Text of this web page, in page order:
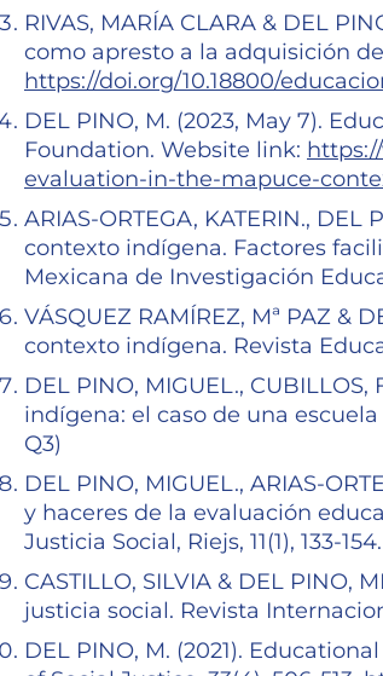
RIVAS, MARÍA CLARA & DEL
como apresto a la adquisición
https://doi.org/10.18800/
DEL PINO, M. (2023, May 7).
Foundation. Website link:
evaluation-in-the-mapuce-
ARIAS-ORTEGA, KATERIN.,
contexto indígena. Factores
Mexicana de Investigación
VÁSQUEZ RAMÍREZ, Mª PAZ &
contexto indígena. Revista
DEL PINO, MIGUEL.,
indígena: el caso de una escuela
Q3)
DEL PINO, MIGUEL., ARIAS-
y haceres de la evaluación
Justicia Social, Riejs, 11(1), 133-
CASTILLO, SILVIA & DEL PINO,
justicia social. Revista
DEL PINO, M. (2021).